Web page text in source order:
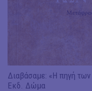
Διαβάσαμε: «Η πηγή
Εκδ. Δώμα